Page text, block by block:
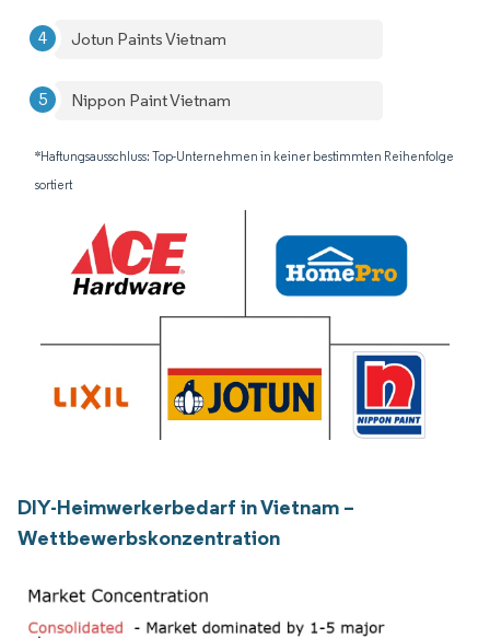
Jotun Paints Vietnam
Nippon Paint Vietnam
*Haftungsausschluss: Top-Unternehmen in keiner bestimmten Reihenfolge
sortiert
DIY-Heimwerkerbedarf in Vietnam –
Wettbewerbskonzentration